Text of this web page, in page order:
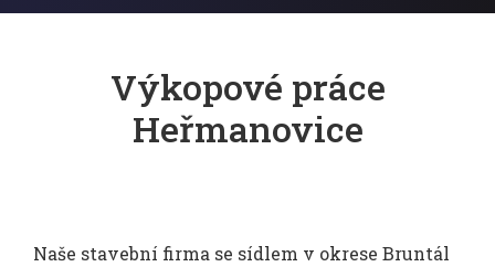
Výkopové práce
Heřmanovice
Naše stavební firma se sídlem v okrese Bruntál